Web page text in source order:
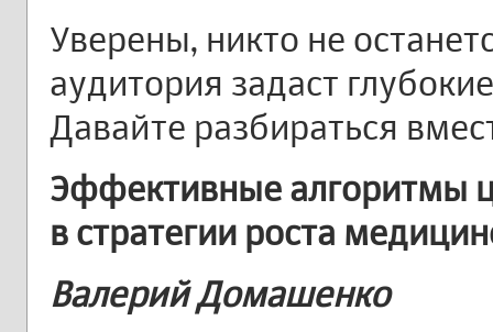
Уверены, никто не
аудитория задаст
Давайте разбираться
Эффективные алгоритмы
в стратегии роста
Валерий Домашенко